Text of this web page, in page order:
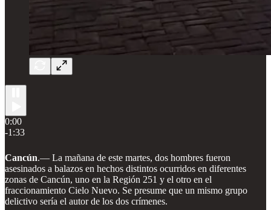
0:00
-1:33
Cancún.— La mañana de este martes, dos hombres fueron
asesinados a balazos en hechos distintos ocurridos en diferentes
zonas de Cancún, uno en la Región 251 y el otro en el
fraccionamiento Cielo Nuevo. Se presume que un mismo grupo
delictivo sería el autor de los dos crímenes.